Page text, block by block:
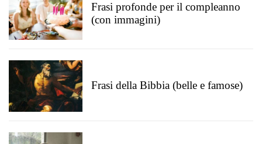
Frasi profonde per il compleanno
(con immagini)
Frasi della Bibbia (belle e famose)